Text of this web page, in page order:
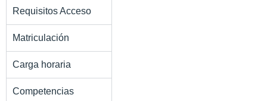
Requisitos Acceso
Matriculación
Carga horaria
Competencias